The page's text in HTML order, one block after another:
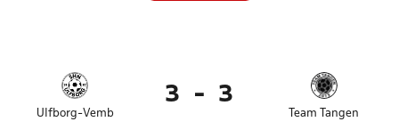
Ulfborg-Vemb
3 - 3
Team Tangen